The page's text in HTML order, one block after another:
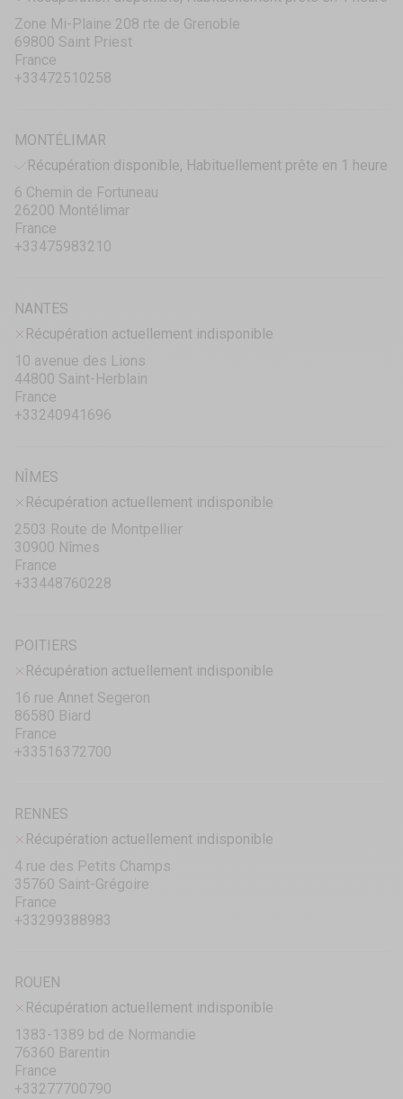
Zone Mi-Plaine 208 rte de Grenoble
69800 Saint Priest
France
+33472510258
MONTÉLIMAR
Récupération disponible, Habituellement prête en 1 heure
6 Chemin de Fortuneau
26200 Montélimar
France
+33475983210
NANTES
Récupération actuellement indisponible
10 avenue des Lions
44800 Saint-Herblain
France
+33240941696
NÎMES
Récupération actuellement indisponible
2503 Route de Montpellier
30900 Nîmes
France
+33448760228
POITIERS
Récupération actuellement indisponible
16 rue Annet Segeron
86580 Biard
France
+33516372700
RENNES
Récupération actuellement indisponible
4 rue des Petits Champs
35760 Saint-Grégoire
France
+33299388983
ROUEN
Récupération actuellement indisponible
1383-1389 bd de Normandie
76360 Barentin
France
+33277700790